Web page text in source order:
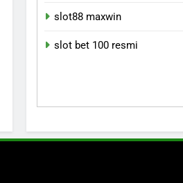
slot88 maxwin
slot bet 100 resmi